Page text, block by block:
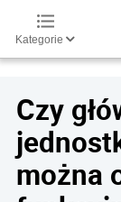
Kategorie
Czy
można